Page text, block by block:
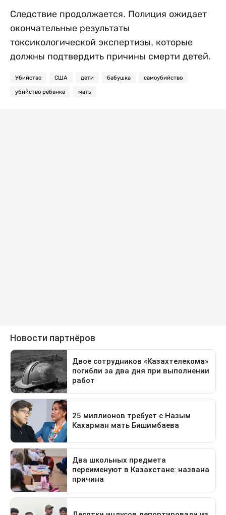
Следствие продолжается. Полиция ожидает
окончательные результаты
токсикологической экспертизы, которые
должны подтвердить причины смерти детей.
Убийство США дети бабушка самоубийство
убийство ребенка мать